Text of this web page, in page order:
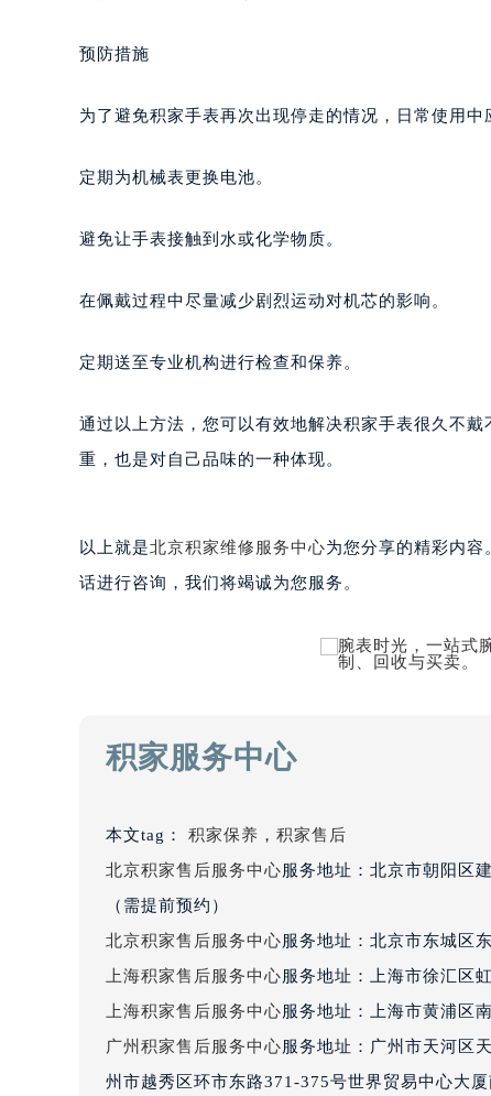
黑龙江省大庆市萨尔图区会战大街积
黑龙江省黑河市爱辉区中央街积家售
黑龙江省佳木斯市向阳区长安路积家
黑龙江省七台河市桃山区大同街积家
黑龙江省双鸭山市尖山区新兴大街积
黑龙江省伊春市伊美区通河路积家
吉林省白城市洮北区明仁南街积家售
吉林省辽源市龙山区人民大街积家
吉林省梅河口市新华街道梅河大街积
吉林省松原市宁江区五环大街积家
辽宁省鞍山市铁东区站前街积家售后
辽宁省本溪市平山区胜利路积家售后
辽宁省丹东市振兴区七经街积家售后
辽宁省抚顺市新抚区东一路积家售
辽宁省阜新市海州区解放大街积家售
辽宁省辽阳市白塔区新运大街积家
辽宁省盘锦市兴隆台区石油大街积
辽宁省铁岭市银州区南马路积家售
辽宁省营口市站前区市府路与渤海
预防措施
为了避免积家手表再次出现停走的情况，日常使用中
定期为机械表更换电池。
避免让手表接触到水或化学物质。
在佩戴过程中尽量减少剧烈运动对机芯的影响。
定期送至专业机构进行检查和保养。
通过以上方法，您可以有效地解决积家手表很久不
重，也是对自己品味的一种体现。
以上就是北京积家维修服务中心为您分享的精彩内
话进行咨询，我们将竭诚为您服务。
积家服务中心
本文tag： 积家保养 ， 积家售后
北京积家售后服务中心服务地址：北京市朝阳区
（需提前预约）
北京积家售后服务中心服务地址：北京市东城区
上海积家售后服务中心服务地址：上海市徐汇区
上海积家售后服务中心服务地址：上海市黄浦区
广州积家售后服务中心服务地址：广州市天河区
州市越秀区环市东路371-375号世界贸易中心大